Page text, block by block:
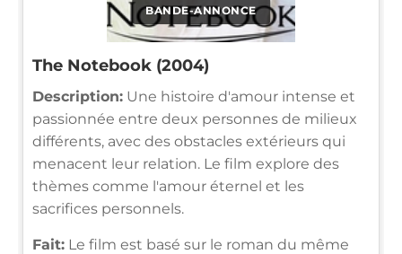
BANDE-ANNONCE
The Notebook (2004)
Description: Une histoire d'amour intense et
passionnée entre deux personnes de milieux
différents, avec des obstacles extérieurs qui
menacent leur relation. Le film explore des
thèmes comme l'amour éternel et les
sacrifices personnels.
Fait: Le film est basé sur le roman du même